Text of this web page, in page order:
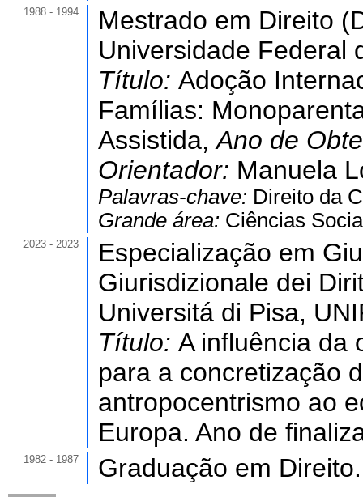
1988 - 1994
Mestrado em Direito
Universidade Federal
Título: Adoção
Famílias:
Assistida,Ano de
Orientador: Manuela
Palavras-chave: Direito da
Grande área: Ciências
2023 - 2023
Especialização em
Giurisdizionale dei
Universitá di Pisa,
Título: A influência da
para a concretização
antropocentrismo ao
Europa. Ano de
1982 - 1987 Graduação em Direito.